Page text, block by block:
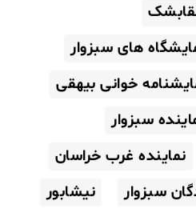
های سبزوار
خوانی بیهقی
سبزوار
نماینده غرب خراسان
سبزوار
نیشابور